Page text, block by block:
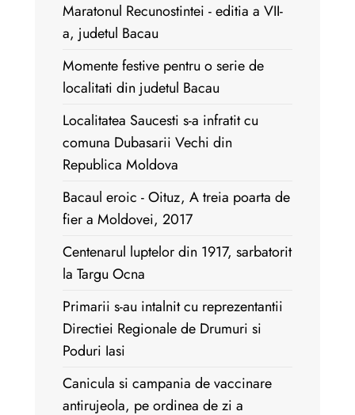
Maratonul Recunostintei - editia a VII-
a, judetul Bacau
Momente festive pentru o serie de
localitati din judetul Bacau
Localitatea Saucesti s-a infratit cu
comuna Dubasarii Vechi din
Republica Moldova
Bacaul eroic - Oituz, A treia poarta de
fier a Moldovei, 2017
Centenarul luptelor din 1917, sarbatorit
la Targu Ocna
Primarii s-au intalnit cu reprezentantii
Directiei Regionale de Drumuri si
Poduri Iasi
Canicula si campania de vaccinare
antirujeola, pe ordinea de zi a